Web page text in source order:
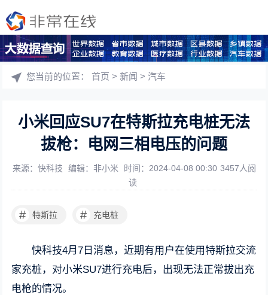
您当前的位置：首页 >新闻 >汽车
小米回应SU7在特斯拉充电桩无法
拔枪：电网三相电压的问题
来源：快科技 编辑：非小米 时间：2024-04-08 00:30 3457人阅
读
# 特斯拉 # 充电桩
快科技4月7日消息，近期有用户在使用特斯拉交流
家充桩，对小米SU7进行充电后，出现无法正常拔出充
电枪的情况。